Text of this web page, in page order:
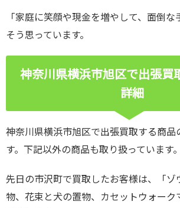
「家庭に笑顔や現金を増やして、面倒な
そう思っています。
神奈川県横浜市旭区で出張買
詳細
神奈川県横浜市旭区で出張買取する商品
す。下記以外の商品も取り扱っています。
先日の市沢町で買取したお客様は、「ゾ
物、花束と犬の置物、カセットウォーク